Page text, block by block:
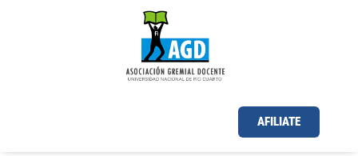
AFILIATE